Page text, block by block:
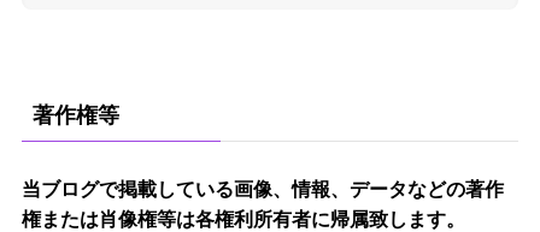
著作権等
当ブログで掲載している画像、情報、データなどの著作
権または肖像権等は各権利所有者に帰属致します。